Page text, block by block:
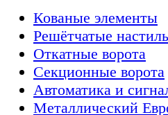
Кованые элементы
Решётчатые
Откатные ворота
Секционные ворота
Автоматика и
Металлический